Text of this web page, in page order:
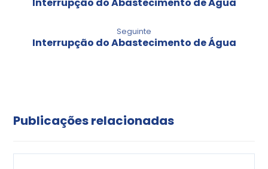
Seguinte
Interrupção do Abastecimento de Água
Publicações relacionadas